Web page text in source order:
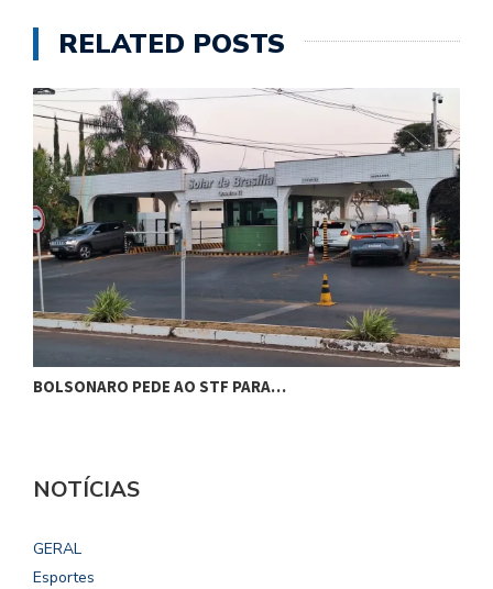
RELATED POSTS
BOLSONARO PEDE AO STF PARA…
NOTÍCIAS
GERAL
Esportes